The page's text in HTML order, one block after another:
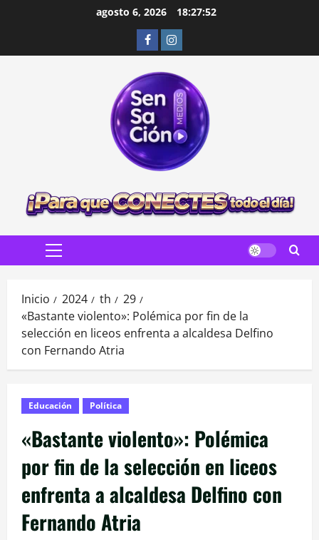
agosto 6, 2026 18:27:54
FacebookInstagram
Menú
Inicio 2024 th
29
«Bastante violento»: Polémica por fin de la
selección en liceos enfrenta a alcaldesa Delfino
con Fernando Atria
Educación Política
«Bastante violento»: Polémica
por fin de la selección en liceos
enfrenta a alcaldesa Delfino con
Fernando Atria